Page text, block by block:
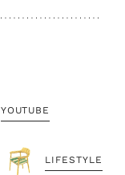
YOUTUBE
LIFESTYLE